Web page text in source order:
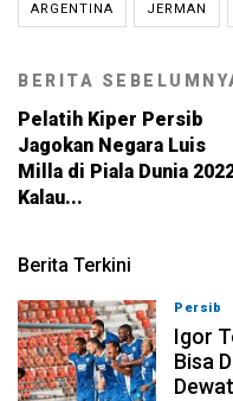
ARGENTINA JERMAN
BERITA
Pelatih Kiper Persib
Jagokan Negara Luis
Milla di Piala Dunia
Kalau...
Berita Terkini
Persib
Igor
Bisa